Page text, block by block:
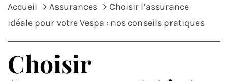
Accueil Assurances
Choisir l’assurance
idéale pour votre Vespa : nos conseils pratiques
Choisir